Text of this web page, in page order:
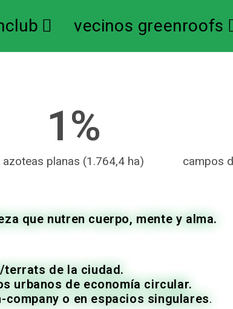
vecinos greenroofs
azoteas planas (1.764,4 ha)
1%
campos
que nutren cuerpo, mente y alma.
de la ciudad.
urbanos de economía circular.
o en espacios singulares.